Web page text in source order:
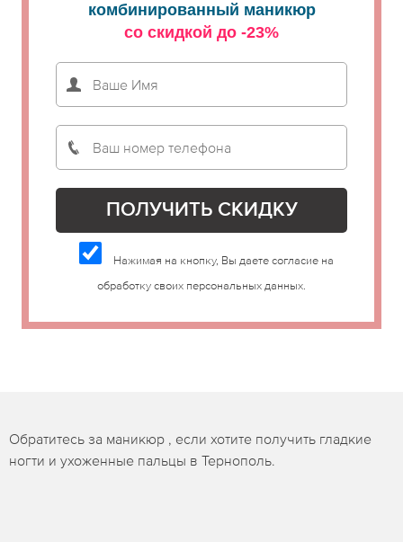
комбинированный маникюр
со скидкой до -23%
Нажимая на кнопку, Вы даете согласие на
обработку своих персональных данных.
Обратитесь за маникюр , если хотите получить гладкие
ногти и ухоженные пальцы в Тернополь.